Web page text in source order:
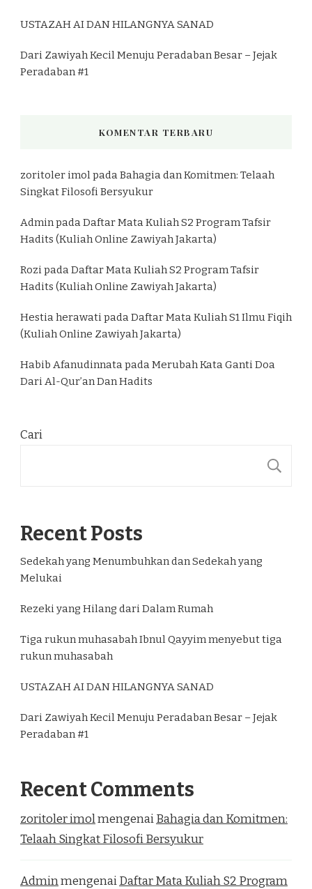
USTAZAH AI DAN HILANGNYA SANAD
Dari Zawiyah Kecil Menuju Peradaban Besar – Jejak
Peradaban #1
KOMENTAR TERBARU
zoritoler imolpadaBahagia dan Komitmen: Telaah
Singkat Filosofi Bersyukur
AdminpadaDaftar Mata Kuliah S2 Program Tafsir
Hadits (Kuliah Online Zawiyah Jakarta)
RozipadaDaftar Mata Kuliah S2 Program Tafsir
Hadits (Kuliah Online Zawiyah Jakarta)
Hestia herawatipadaDaftar Mata Kuliah S1 Ilmu Fiqih
(Kuliah Online Zawiyah Jakarta)
Habib AfanudinnatapadaMerubah Kata Ganti Doa
Dari Al-Qur’an Dan Hadits
Cari
Recent Posts
Sedekah yang Menumbuhkan dan Sedekah yang
Melukai
Rezeki yang Hilang dari Dalam Rumah
Tiga rukun muhasabah Ibnul Qayyim menyebut tiga
rukun muhasabah
USTAZAH AI DAN HILANGNYA SANAD
Dari Zawiyah Kecil Menuju Peradaban Besar – Jejak
Peradaban #1
Recent Comments
zoritoler imolmengenaiBahagia dan Komitmen:
Telaah Singkat Filosofi Bersyukur
AdminmengenaiDaftar Mata Kuliah S2 Program